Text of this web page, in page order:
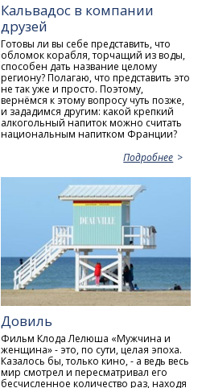
Кальвадос в компании
друзей
Готовы ли вы себе представить, что
обломок корабля, торчащий из воды,
способен дать название целому
региону? Полагаю, что представить это
не так уже и просто. Поэтому,
вернёмся к этому вопросу чуть позже,
и зададимся другим: какой крепкий
алкогольный напиток можно считать
национальным напитком Франции?
Подробнее
Довиль
Фильм Клода Лелюша «Мужчина и
женщина» - это, по сути, целая эпоха.
Казалось бы, только кино, - а ведь весь
мир смотрел и пересматривал его
бесчисленное количество раз, находя